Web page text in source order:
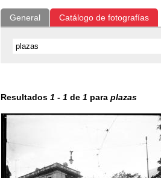
General Catálogo de fotografías
Resultados 1 - 1 de 1 para plazas